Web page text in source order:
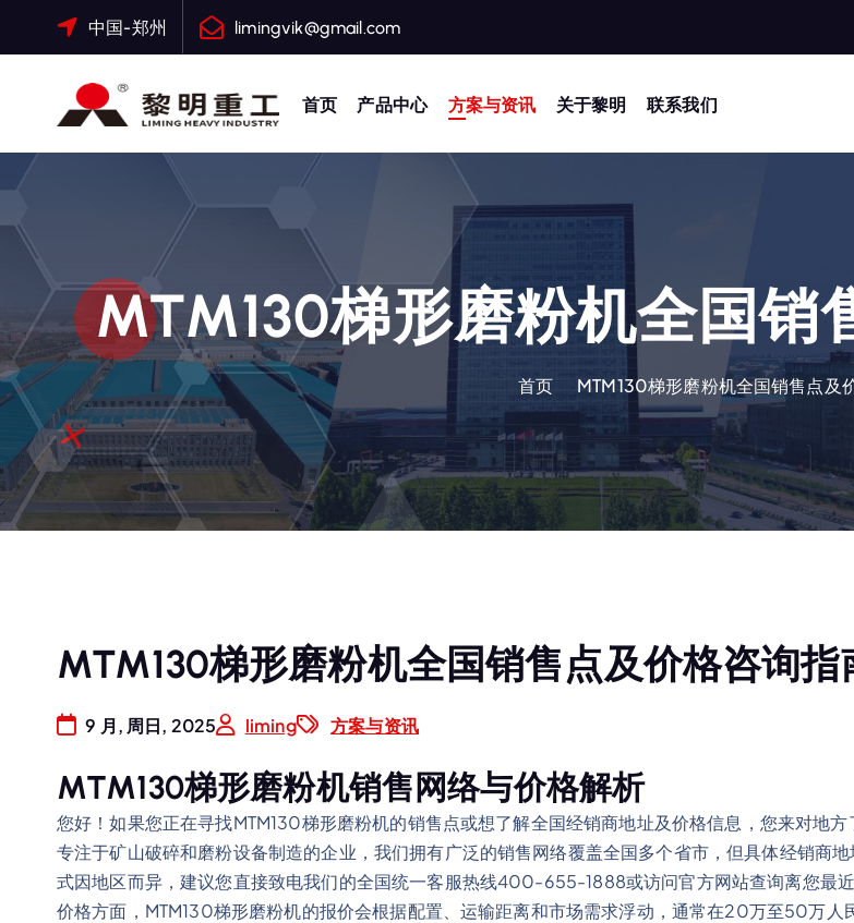
中国-郑州 limingvik@gmail.com
大修渣磨粉机，矿渣立磨
首页 产品中心 方案与资讯 关于黎明 联系我们
MTM130梯形磨粉机全国销
首页 MTM130梯形磨粉机全国销售点及
MTM130梯形磨粉机全国销售点及价格咨询指
9 月, 周日, 2025 liming 方案与资讯
MTM130梯形磨粉机销售网络与价格解析
您好！如果您正在寻找MTM130梯形磨粉机的销售点或想了解全国经销商地址及价格信息，您来对地方
专注于矿山破碎和磨粉设备制造的企业，我们拥有广泛的销售网络覆盖全国多个省市，但具体经销商
式因地区而异，建议您直接致电我们的全国统一客服热线400-655-1888或访问官方网站查询离您最近
价格方面，MTM130梯形磨粉机的报价会根据配置、运输距离和市场需求浮动，通常在20万至50万人